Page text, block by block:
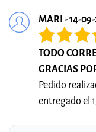
MARI - 14-
TODO
GRACIAS
Pedido
entregado el